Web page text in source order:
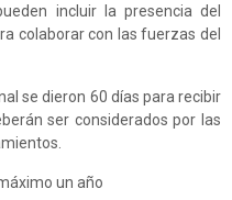
incluir la presencia del
colaborar con las fuerzas del
se dieron 60 días para recibir
ser considerados por las
un año